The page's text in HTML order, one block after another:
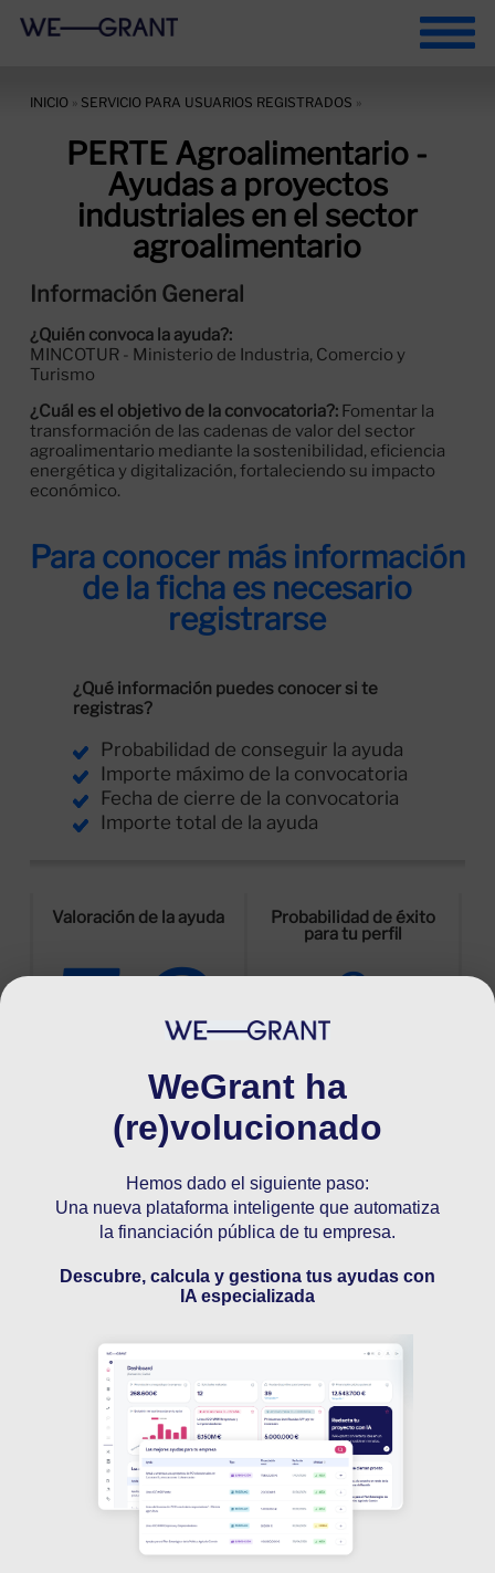
INICIO» SERVICIO PARA USUARIOS REGISTRADOS »
PERTE Agroalimentario -
Ayudas a proyectos
industriales en el sector
agroalimentario
Información General
¿Quién convoca la ayuda?:
MINCOTUR - Ministerio de Industria, Comercio y
Turismo
¿Cuál es el objetivo de la convocatoria?: Fomentar la
transformación de las cadenas de valor del sector
agroalimentario mediante la sostenibilidad, eficiencia
energética y digitalización, fortaleciendo su impacto
económico.
Para conocer más información
de la ficha es necesario
registrarse
¿Qué información puedes conocer si te
registras?
Probabilidad de conseguir la ayuda
Importe máximo de la convocatoria
Fecha de cierre de la convocatoria
Importe total de la ayuda
Valoración de la ayuda
7,3
Probabilidad de éxito
para tu perfil
?
*Sólo para usuarios
Este servicio es para usuarios
registrados
INICIAR SESIÓN
WeGrant ha
(re)volucionado
Hemos dado el siguiente paso:
Una nueva plataforma inteligente que automatiza
la financiación pública de tu empresa.
Descubre, calcula y gestiona tus ayudas con
IA especializada